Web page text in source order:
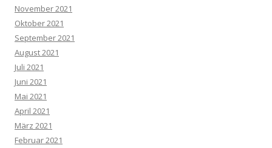
November 2021
Oktober 2021
September 2021
August 2021
Juli 2021
Juni 2021
Mai 2021
April 2021
März 2021
Februar 2021